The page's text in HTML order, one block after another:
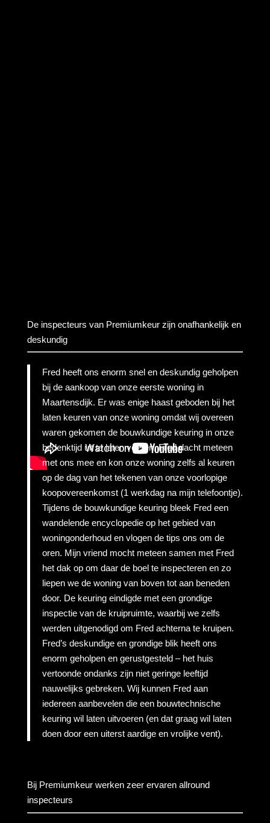
De inspecteurs van Premiumkeur zijn onafhankelijk en
deskundig
Fred heeft ons enorm snel en deskundig geholpen
bij de aankoop van onze eerste woning in
Maartensdijk. Er was enige haast geboden bij het
laten keuren van onze woning omdat wij overeen
waren gekomen de bouwkundige keuring in onze
bedenktijd uit te laten voeren. Fred dacht meteen
met ons mee en kon onze woning zelfs al keuren
op de dag van het tekenen van onze voorlopige
koopovereenkomst (1 werkdag na mijn telefoontje).
Tijdens de bouwkundige keuring bleek Fred een
wandelende encyclopedie op het gebied van
woningonderhoud en vlogen de tips ons om de
oren. Mijn vriend mocht meteen samen met Fred
het dak op om daar de boel te inspecteren en zo
liepen we de woning van boven tot aan beneden
door. De keuring eindigde met een grondige
inspectie van de kruipruimte, waarbij we zelfs
werden uitgenodigd om Fred achterna te kruipen.
Fred’s deskundige en grondige blik heeft ons
enorm geholpen en gerustgesteld – het huis
vertoonde ondanks zijn niet geringe leeftijd
nauwelijks gebreken. Wij kunnen Fred aan
iedereen aanbevelen die een bouwtechnische
keuring wil laten uitvoeren (en dat graag wil laten
doen door een uiterst aardige en vrolijke vent).
Bij Premiumkeur werken zeer ervaren allround
inspecteurs